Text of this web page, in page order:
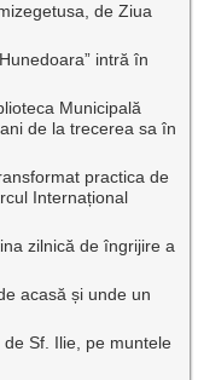
de Ziua
intră în
Municipală
de la trecerea sa în
practica de
Internațional
zilnică de îngrijire a
acasă și unde un
Sf. Ilie, pe muntele